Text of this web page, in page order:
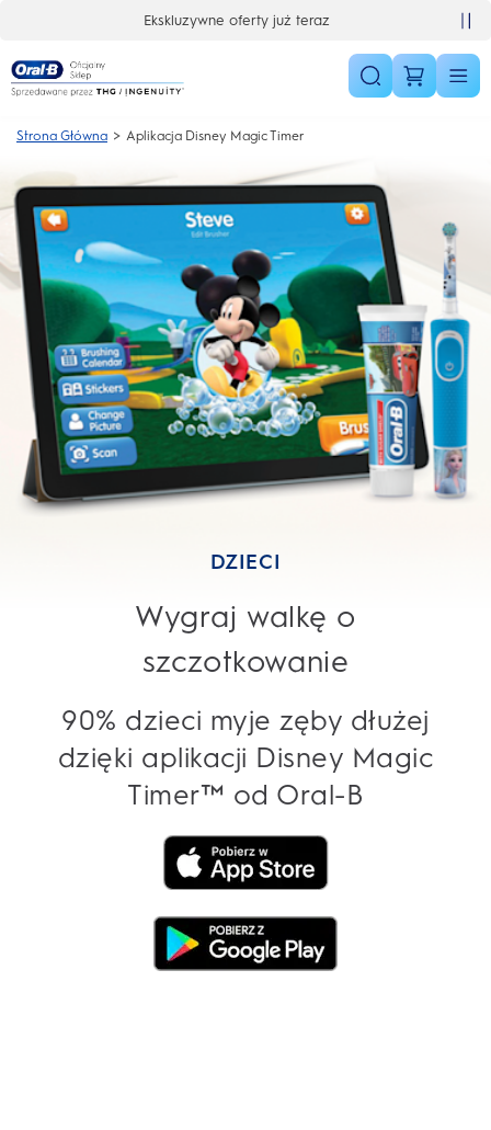
Ekskluzywne oferty już teraz
Strona Główna Aplikacja Disney Magic Timer
DZIECI
Wygraj walkę o
szczotkowanie
90% dzieci myje zęby dłużej
dzięki aplikacji Disney Magic
Timer™ od Oral-B